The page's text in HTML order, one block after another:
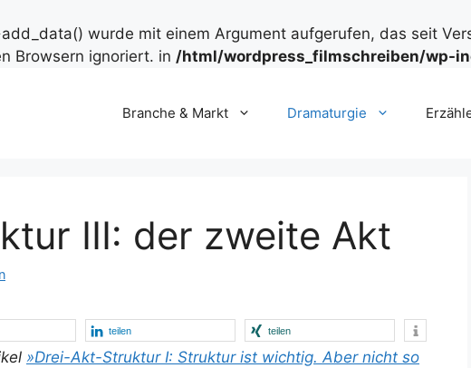
wurde mit einem Argument aufgerufen, das seit
Browsern ignoriert. in /html/wordpress_filmschreiben/wp-
Branche & Markt Dramaturgie
III: der zweite Akt
teilen teilen
»Drei-Akt-Struktur I: Struktur ist wichtig. Aber nicht so